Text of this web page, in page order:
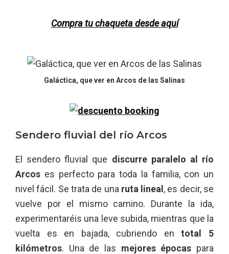
Compra tu chaqueta desde aquí
Galáctica, que ver en Arcos de las Salinas
Sendero fluvial del río Arcos
El sendero fluvial que discurre paralelo al río
Arcos es perfecto para toda la familia, con un
nivel fácil. Se trata de una ruta lineal , es decir, se
vuelve por el mismo camino. Durante la ida,
experimentaréis una leve subida, mientras que la
vuelta es en bajada, cubriendo entotal 5
kilómetros. Una de las mejores épocas para